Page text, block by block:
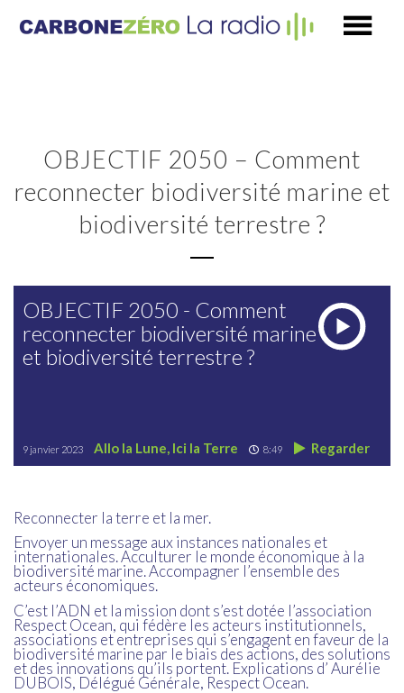
OBJECTIF 2050 – Comment
reconnecter biodiversité marine et
biodiversité terrestre ?
OBJECTIF 2050 - Comment
reconnecter biodiversité marine
et biodiversité terrestre ?
9 janvier 2023 Allo la Lune, Ici la Terre 8:49 Regarder
Reconnecter la terre et la mer.
Envoyer un message aux instances nationales et
internationales. Acculturer le monde économique à la
biodiversité marine. Accompagner l’ensemble des
acteurs économiques.
C’est l’ADN et la mission dont s’est dotée l’association
Respect Ocean, qui fédère les acteurs institutionnels,
associations et entreprises qui s’engagent en faveur de la
biodiversité marine par le biais des actions, des solutions
et des innovations qu’ils portent. Explications d’ Aurélie
DUBOIS, Délégué Générale, Respect Ocean.